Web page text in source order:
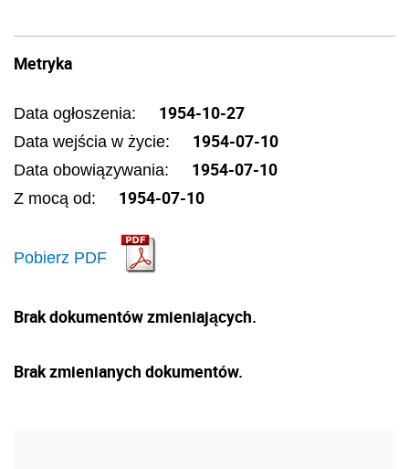
Metryka
Data ogłoszenia: 1954-10-27
Data wejścia w życie: 1954-07-10
Data obowiązywania: 1954-07-10
Z mocą od: 1954-07-10
Pobierz PDF
Brak dokumentów zmieniających.
Brak zmienianych dokumentów.